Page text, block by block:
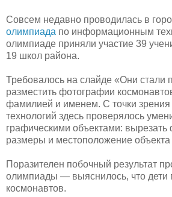
Совсем недавно проводилась в
олимпиада по информационным
олимпиаде приняли участие 39
19 школ района.
Требовалось на слайде «Они стали
разместить фотографии
фамилией и именем. С точки
технологий здесь проверялось
графическими объектами: вырезать
размеры и местоположение объекта
Поразителен побочный результат
олимпиады — выяснилось, что дети
космонавтов.